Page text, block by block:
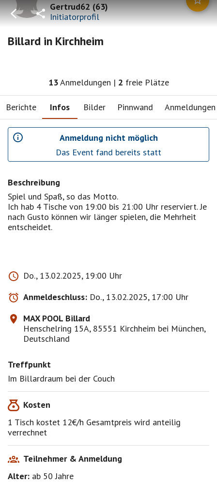
Gertrud62(63)
Initiatorprofil
Billard in Kirchheim
13Anmeldungen | 2 freie Plätze
Berichte Infos Bilder Pinnwand Anmeldungen
Anmeldung nicht möglich
Das Event fand bereits statt
Beschreibung
Spiel und Spaß, so das Motto.
Ich hab 4 Tische von 19:00 bis 21:00 Uhr reserviert. Je
nach Gusto können wir länger spielen, die Mehrheit
entscheidet.
Do., 13.02.2025, 19:00 Uhr
Anmeldeschluss: Do., 13.02.2025, 17:00 Uhr
MAX POOL Billard
Henschelring 15A, 85551 Kirchheim bei München,
Deutschland
Treffpunkt
Im Billardraum bei der Couch
Kosten
1 Tisch kostet 12€/h Gesamtpreis wird anteilig
verrechnet
Teilnehmer & Anmeldung
Alter: ab 50Jahre